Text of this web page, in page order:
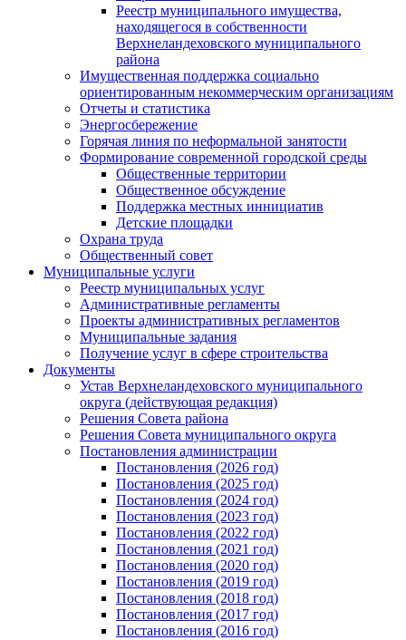
Реестр муниципального имущества,
находящегося в собственности
Верхнеландеховского муниципального
района
Имущественная поддержка социально
ориентированным некоммерческим организациям
Отчеты и статистика
Энергосбережение
Горячая линия по неформальной занятости
Формирование современной городской среды
Общественные территории
Общественное обсуждение
Поддержка местных иннициатив
Детские площадки
Охрана труда
Общественный совет
Муниципальные услуги
Реестр муниципальных услуг
Административные регламенты
Проекты административных регламентов
Муниципальные задания
Получение услуг в сфере строительства
Документы
Устав Верхнеландеховского муниципального
округа (действующая редакция)
Решения Совета района
Решения Совета муниципального округа
Постановления администрации
Постановления (2026 год)
Постановления (2025 год)
Постановления (2024 год)
Постановления (2023 год)
Постановления (2022 год)
Постановления (2021 год)
Постановления (2020 год)
Постановления (2019 год)
Постановления (2018 год)
Постановления (2017 год)
Постановления (2016 год)